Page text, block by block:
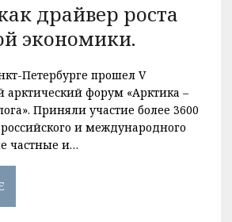
драйвер роста
экономики.
Петербурге прошел V
форум «Арктика –
Приняли участие более 3600
и международного
частные и…